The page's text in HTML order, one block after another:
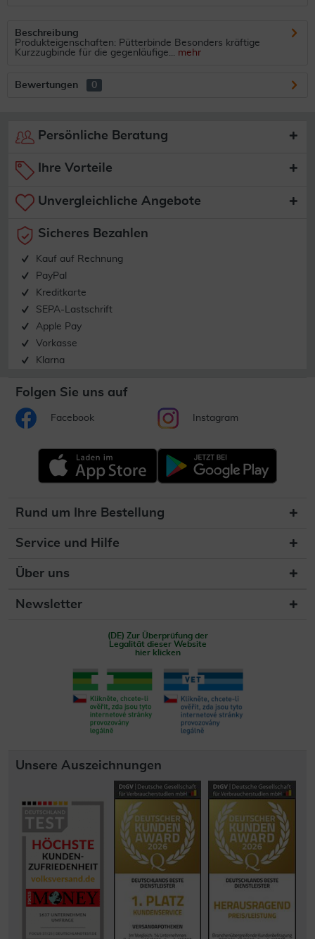
Beschreibung
Produkteigenschaften: Pütterbinde Besonders kräftige
Kurzzugbinde für die gegenläufige... mehr
Bewertungen 0
Persönliche Beratung
Ihre Vorteile
Unvergleichliche Angebote
Sicheres Bezahlen
Kauf auf Rechnung
PayPal
Kreditkarte
SEPA-Lastschrift
Apple Pay
Vorkasse
Klarna
Folgen Sie uns auf
Facebook Instagram
Rund um Ihre Bestellung
Service und Hilfe
Über uns
Newsletter
(DE) Zur Überprüfung der
Legalität dieser Website
hier klicken
Unsere Auszeichnungen